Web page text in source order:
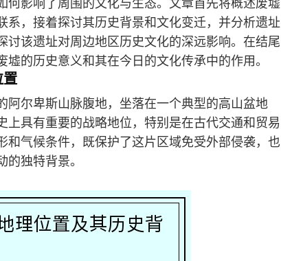
何影响了周围的文化与生态。文章首先将概述废墟
系，接着探讨其历史背景和文化变迁，并分析遗址
讨该遗址对周边地区历史文化的深远影响。在结尾
的历史意义和其在今日的文化传承中的作用。
置
阿尔卑斯山脉腹地，坐落在一个典型的高山盆地
上具有重要的战略地位，特别是在古代交通和贸易
和气候条件，既保护了这片区域免受外部侵袭，也
独特背景。